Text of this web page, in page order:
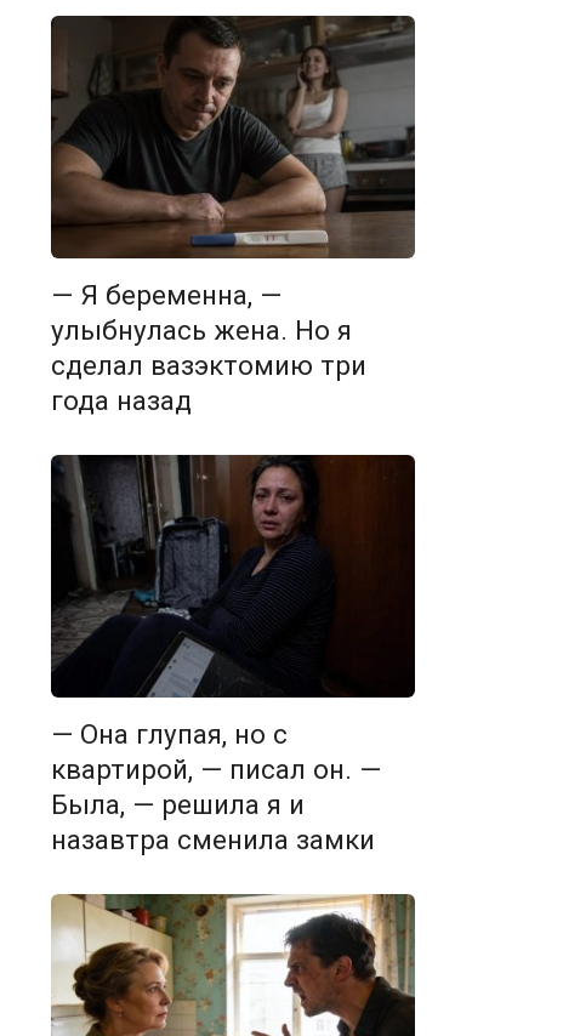
— Я беременна, —
улыбнулась жена. Но я
сделал вазэктомию три
года назад
— Она глупая, но с
квартирой, — писал он. —
Была, — решила я и
назавтра сменила замки